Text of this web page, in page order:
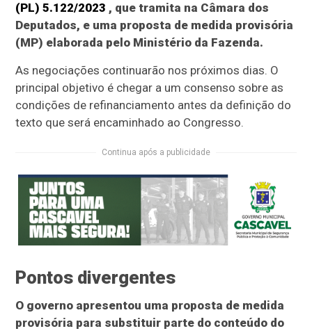
(PL) 5.122/2023 , que tramita na Câmara dos
Deputados, e uma proposta de medida provisória
(MP) elaborada pelo Ministério da Fazenda.
As negociações continuarão nos próximos dias. O
principal objetivo é chegar a um consenso sobre as
condições de refinanciamento antes da definição do
texto que será encaminhado ao Congresso.
Continua após a publicidade
Pontos divergentes
O governo apresentou uma proposta de medida
provisória para substituir parte do conteúdo do